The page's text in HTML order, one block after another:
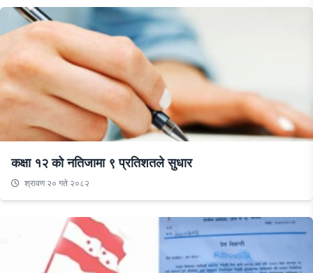
कक्षा १२ को नतिजामा ९ प्रतिशतले सुधार
श्रावण २० गते २०८२